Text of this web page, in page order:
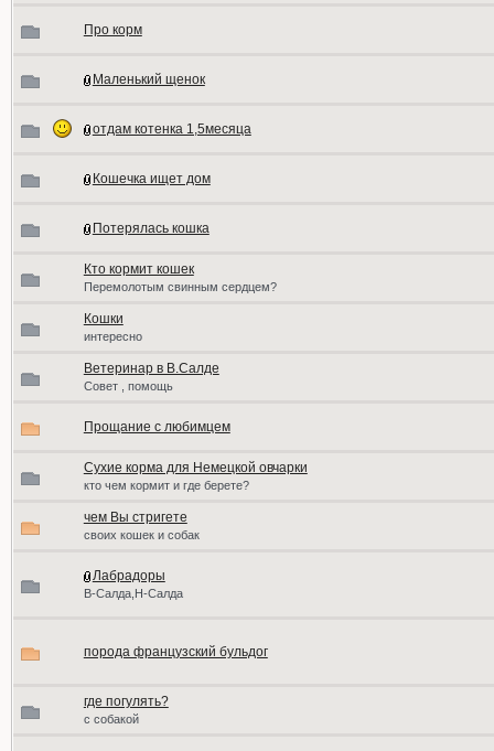
Про корм
Маленький щенок
отдам котенка 1,5месяца
Кошечка ищет дом
Потерялась кошка
Кто кормит кошек
Перемолотым свинным сердцем?
Кошки
интересно
Ветеринар в В.Салде
Совет , помощь
Прощание с любимцем
Сухие корма для Немецкой овчарки
кто чем кормит и где берете?
чем Вы стригете
своих кошек и собак
Лабрадоры
В-Салда,Н-Салда
порода французский бульдог
где погулять?
с собакой